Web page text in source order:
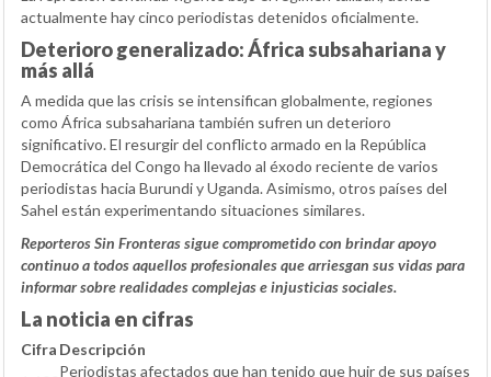
actualmente hay cinco periodistas detenidos oficialmente.
Deterioro generalizado: África subsahariana y
más allá
A medida que las crisis se intensifican globalmente, regiones
como África subsahariana también sufren un deterioro
significativo. El resurgir del conflicto armado en la República
Democrática del Congo ha llevado al éxodo reciente de varios
periodistas hacia Burundi y Uganda. Asimismo, otros países del
Sahel están experimentando situaciones similares.
Reporteros Sin Fronteras sigue comprometido con brindar apoyo
continuo a todos aquellos profesionales que arriesgan sus vidas para
informar sobre realidades complejas e injusticias sociales.
La noticia en cifras
Cifra Descripción
Periodistas afectados que han tenido que huir de sus países